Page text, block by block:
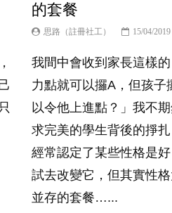
的套餐
思路（註冊社工） 15/04/2019
我間中會收到家長這樣
力點就可以攞A，但孩子
以令他上進點？」我不
求完美的學生背後的掙
經常認定了某些性格是
試去改變它，但其實性
並存的套餐…...